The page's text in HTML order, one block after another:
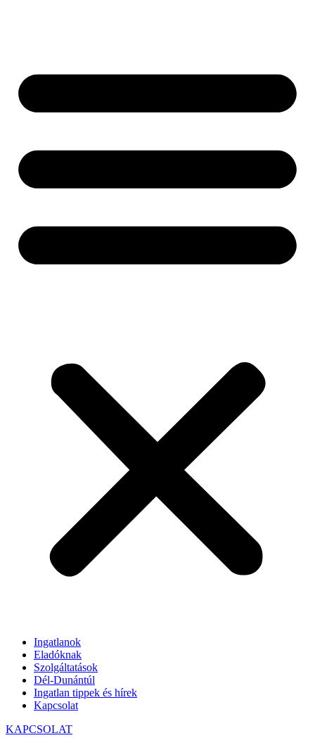
Ingatlanok
Eladóknak
Szolgáltatások
Dél-Dunántúl
Ingatlan tippek és hírek
Kapcsolat
KAPCSOLAT